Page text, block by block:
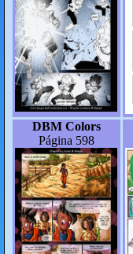
DBM Colors
Página 598